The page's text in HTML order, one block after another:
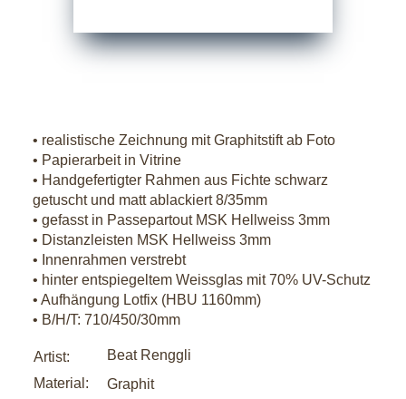
• realistische Zeichnung mit Graphitstift ab Foto
• Papierarbeit in Vitrine
• Handgefertigter Rahmen aus Fichte schwarz
getuscht und matt ablackiert 8/35mm
• gefasst in Passepartout MSK Hellweiss 3mm
• Distanzleisten MSK Hellweiss 3mm
• Innenrahmen verstrebt
• hinter entspiegeltem Weissglas mit 70% UV-Schutz
• Aufhängung Lotfix (HBU 1160mm)
• B/H/T: 710/450/30mm
Artist:
Beat Renggli
Material:
Graphit